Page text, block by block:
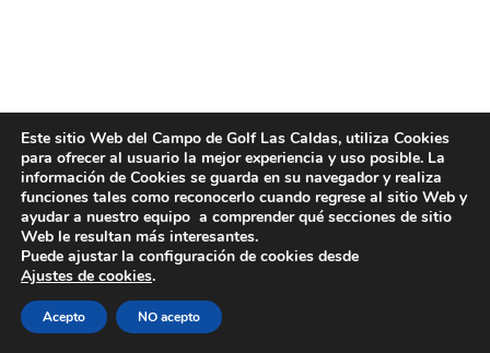
© 2022 UTE GOLF LAS CALDAS -
privacidad
Este sitio Web del Campo de Golf Las Caldas, utiliza Cookies
para ofrecer al usuario la mejor experiencia y uso posible. La
información de Cookies se guarda en su navegador y realiza
funciones tales como reconocerlo cuando regrese al sitio Web y
ayudar a nuestro equipo a comprender qué secciones de sitio
Web le resultan más interesantes.
Puede ajustar la configuración de cookies desde
Ajustes de cookies.
Acepto NO acepto